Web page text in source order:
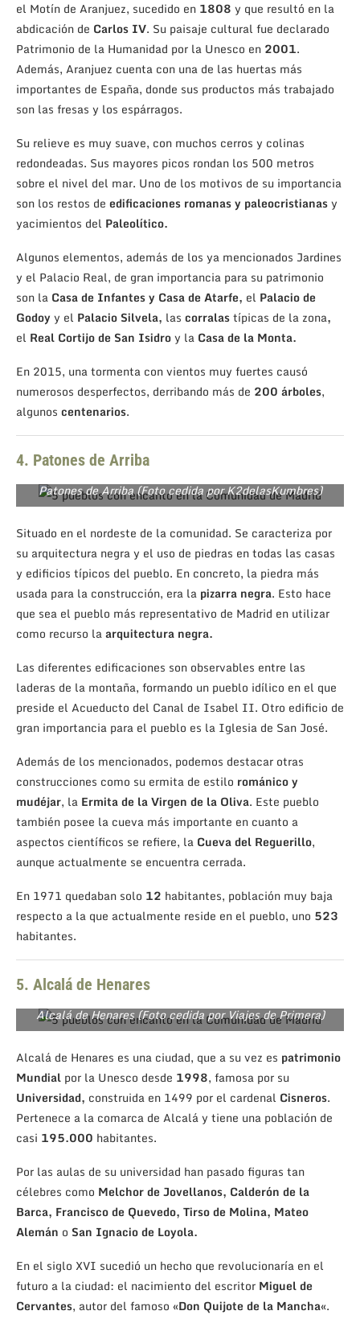
el Motín de Aranjuez, sucedido en 1808 y que resultó en la
abdicación de Carlos IV. Su paisaje cultural fue declarado
Patrimonio de la Humanidad por la Unesco en 2001.
Además, Aranjuez cuenta con una de las huertas más
importantes de España, donde sus productos más trabajado
son las fresas y los espárragos.
Su relieve es muy suave, con muchos cerros y colinas
redondeadas. Sus mayores picos rondan los 500 metros
sobre el nivel del mar. Uno de los motivos de su importancia
son los restos de edificaciones romanas y paleocristianasy
yacimientos del Paleolítico.
Algunos elementos, además de los ya mencionados Jardines
y el Palacio Real, de gran importancia para su patrimonio
son la Casa de Infantes y Casa de Atarfe, el Palacio de
Godoy y el Palacio Silvela, las corralastípicas de la zona,
el Real Cortijo de San Isidroy la Casa de la Monta.
En 2015, una tormenta con vientos muy fuertes causó
numerosos desperfectos, derribando más de 200 árboles,
algunos centenarios.
4. Patones de Arriba
Patones de Arriba (Foto cedida por K2delasKumbres)
Situado en el nordeste de la comunidad. Se caracteriza por
su arquitectura negra y el uso de piedras en todas las casas
y edificios típicos del pueblo. En concreto, la piedra más
usada para la construcción, era la pizarra negra. Esto hace
que sea el pueblo más representativo de Madrid en utilizar
como recurso laarquitectura negra.
Las diferentes edificaciones son observables entre las
laderas de la montaña, formando un pueblo idílico en el que
preside el Acueducto del Canal de Isabel II. Otro edificio de
gran importancia para el pueblo es la Iglesia de San José.
Además de los mencionados, podemos destacar otras
construcciones como su ermita de estilo románico y
mudéjar, la Ermita de la Virgen de la Oliva. Este pueblo
también posee la cueva más importante en cuanto a
aspectos científicos se refiere, la Cueva del Reguerillo,
aunque actualmente se encuentra cerrada.
En 1971 quedaban solo 12 habitantes, población muy baja
respecto a la que actualmente reside en el pueblo, uno 523
habitantes.
5. Alcalá de Henares
Alcalá de Henares (Foto cedida por Viajes de Primera)
Alcalá de Henares es una ciudad, que a su vez es patrimonio
Mundial por la Unesco desde 1998, famosa por su
Universidad, construida en 1499 por el cardenal Cisneros.
Pertenece a la comarca de Alcalá y tiene una población de
casi 195.000 habitantes.
Por las aulas de su universidad han pasado figuras tan
célebres como Melchor de Jovellanos, Calderón de la
Barca, Francisco de Quevedo, Tirso de Molina, Mateo
Alemán o San Ignacio de Loyola.
En el siglo XVI sucedió un hecho que revolucionaría en el
futuro a la ciudad: el nacimiento del escritor Miguel de
Cervantes, autor del famoso «Don Quijote de la Mancha«.